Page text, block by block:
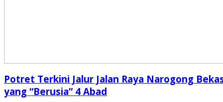
Potret Terkini Jalur Jalan Raya Narogong
yang “Berusia” 4 Abad